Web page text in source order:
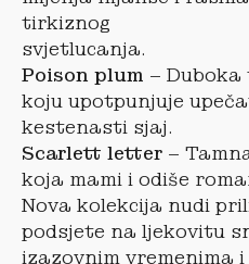
tirkiznog
svjetlucanja.
Poison plum –
koju upotpunjuje
kestenasti sjaj.
Scarlett letter –
koja mami i odiše
Nova kolekcija nudi
podsjete na ljekovitu
izazovnim vremenima